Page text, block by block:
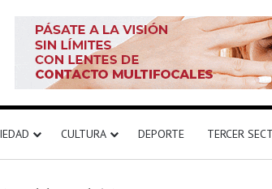
CULTURA DEPORTE TERCER